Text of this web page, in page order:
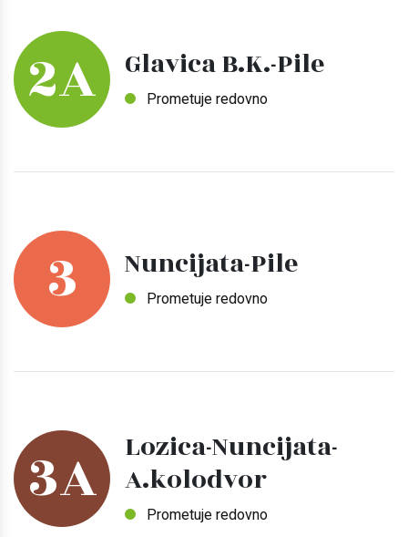
2A Glavica B.K.-Pile
Prometuje redovno
3 Nuncijata-Pile
Prometuje redovno
3A
Lozica-Nuncijata-
A.kolodvor
Prometuje redovno